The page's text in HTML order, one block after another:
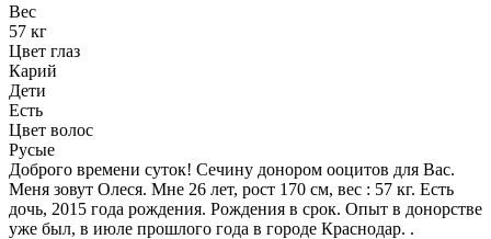
Вес
57 кг
Цвет глаз
Карий
Дети
Есть
Цвет волос
Русые
Доброго времени суток! Сечину донором ооцитов для Вас.
Меня зовут Олеся. Мне 26 лет, рост 170 см, вес : 57 кг. Есть
дочь, 2015 года рождения. Рождения в срок. Опыт в донорстве
уже был, в июле прошлого года в городе Краснодар. .